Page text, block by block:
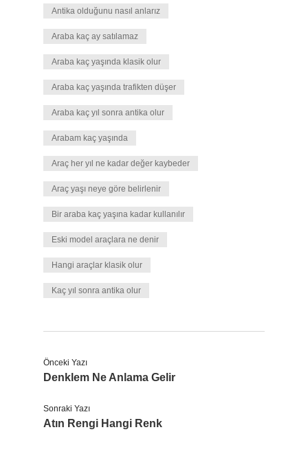
Antika olduğunu nasıl anlarız
Araba kaç ay satılamaz
Araba kaç yaşında klasik olur
Araba kaç yaşında trafikten düşer
Araba kaç yıl sonra antika olur
Arabam kaç yaşında
Araç her yıl ne kadar değer kaybeder
Araç yaşı neye göre belirlenir
Bir araba kaç yaşına kadar kullanılır
Eski model araçlara ne denir
Hangi araçlar klasik olur
Kaç yıl sonra antika olur
Önceki Yazı
Denklem Ne Anlama Gelir
Sonraki Yazı
Atın Rengi Hangi Renk